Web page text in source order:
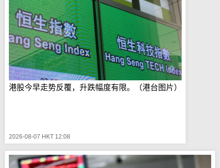
港股今早走势反覆，升跌幅度有限。（港台图片）
2026-08-07 HKT 12:08